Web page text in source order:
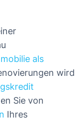
als
wird
Sie von
Ihres